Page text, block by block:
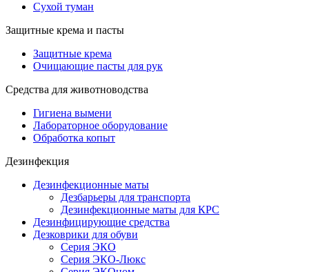
Сухой туман
Защитные крема и пасты
Защитные крема
Очищающие пасты для рук
Средства для животноводства
Гигиена вымени
Лабораторное оборудование
Обработка копыт
Дезинфекция
Дезинфекционные маты
Дезбарьеры для транспорта
Дезинфекционные маты для КРС
Дезинфицирующие средства
Дезковрики для обуви
Серия ЭКО
Серия ЭКО-Люкс